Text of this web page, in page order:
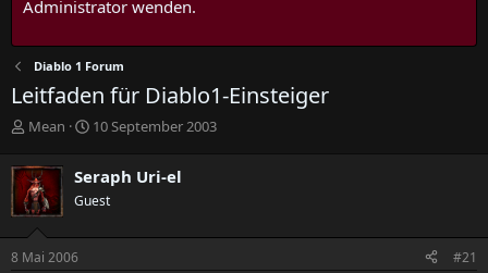
Administrator wenden.
Diablo 1 Forum
Leitfaden für Diablo1-Einsteiger
E
s
t
e
l
l
e
Mean
E
t
e
l
10 September 2003
Seraph Uri-el
Guest
8 Mai 2006 #21